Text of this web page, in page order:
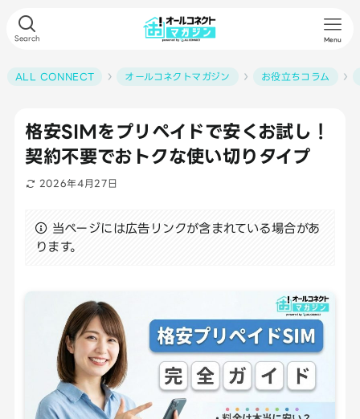
Search Menu
ALL CONNECT オールコネクトマガジン お役立ちコラム
格安SIMをプリペイドで安くお試し！
契約不要でおトクな使い切りタイプ
2026年4月27日
当ページには広告リンクが含まれている場合があ
ります。